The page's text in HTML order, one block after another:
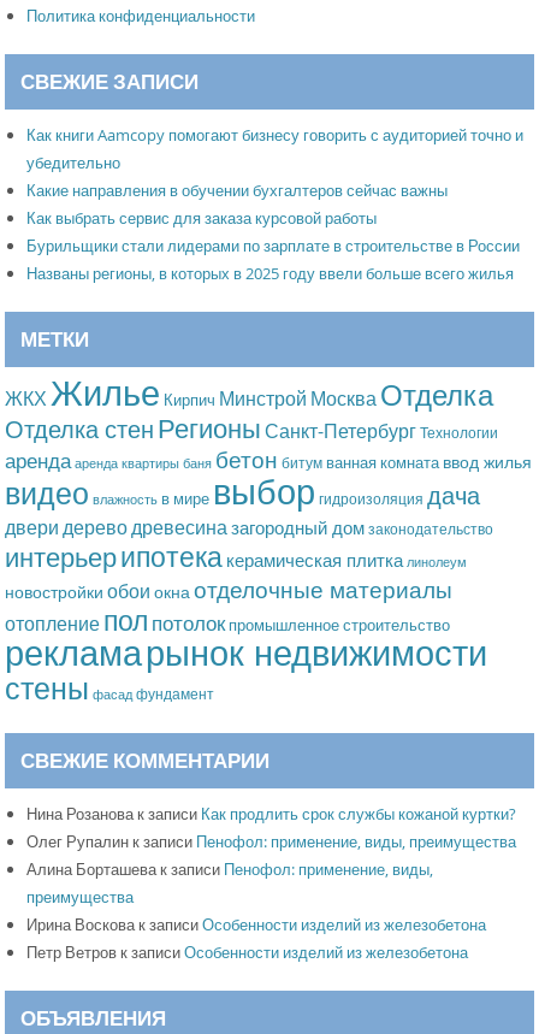
Политика конфиденциальности
СВЕЖИЕ ЗАПИСИ
Как книги Aamcopy помогают бизнесу говорить с аудиторией точно и
убедительно
Какие направления в обучении бухгалтеров сейчас важны
Как выбрать сервис для заказа курсовой работы
Бурильщики стали лидерами по зарплате в строительстве в России
Названы регионы, в которых в 2025 году ввели больше всего жилья
МЕТКИ
ЖКХ Жилье Кирпич Минстрой МоскваОтделка
Отделка стенРегионы Санкт-Петербург Технологии
аренда аренда квартиры баня бетон битум ванная комната ввод жилья
видео влажность в мире выбор гидроизоляция дача
двери дереводревесиназагородный дом законодательство
интерьерипотека керамическая плитка линолеум
новостройки обои окна отделочные материалы
отоплениепол потолок промышленное строительство
рекламарынок недвижимости
стены фасад фундамент
СВЕЖИЕ КОММЕНТАРИИ
Нина Розанова к записи Как продлить срок службы кожаной куртки?
Олег Рупалин к записи Пенофол: применение, виды, преимущества
Алина Борташева к записи Пенофол: применение, виды,
преимущества
Ирина Воскова к записиОсобенности изделий из железобетона
Петр Ветров к записиОсобенности изделий из железобетона
ОБЪЯВЛЕНИЯ